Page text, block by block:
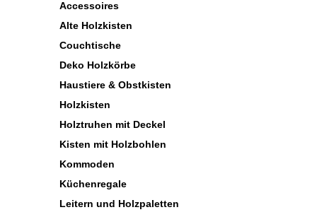
Accessoires
Alte Holzkisten
Couchtische
Deko Holzkörbe
Haustiere & Obstkisten
Holzkisten
Holztruhen mit Deckel
Kisten mit Holzbohlen
Kommoden
Küchenregale
Leitern und Holzpaletten